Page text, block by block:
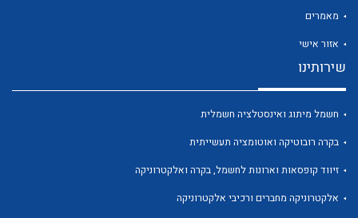
מאמרים
אזור אישי
שירותינו
חשמל מיתוג ואינסטלציה חשמלית
בקרה רובוטיקה ואוטומציה תעשייתית
זיווד קופסאות וארונות לחשמל, בקרה ואלקטרוניקה
אלקטרוניקה מחברים ורכיבי אלקטרוניקה